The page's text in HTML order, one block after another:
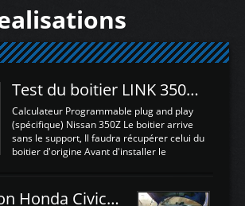
Test du boitier LINK 350Z Plugin ECU
Calculateur Programmable plug and play
(spécifique) Nissan 350Z Le boitier arrive
sans le support, Il faudra récupérer celui du
boitier d'origine Avant d'installer le
d'envoyer l'information de la large bande
Préparation Honda Civic Type R FK2